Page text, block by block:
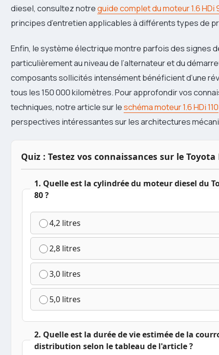
diesel, consultez notreguide complet du moteur 1.6 HDi
principes d’entretien applicables à différents types de
Enfin, le système électrique montre parfois des signes
particulièrement au niveau de l’alternateur et du
composants sollicités intensément bénéficient d’une
tous les 150 000 kilomètres. Pour approfondir vos
techniques, notre article sur leschéma moteur 1.6 HDi 110
perspectives intéressantes sur les architectures
Quiz : Testez vos connaissances sur le Toyota
1. Quelle est la cylindrée du moteur diesel du
80 ?
4,2 litres
2,8 litres
3,0 litres
5,0 litres
2. Quelle est la durée de vie estimée de la
distribution selon le tableau de l'article ?